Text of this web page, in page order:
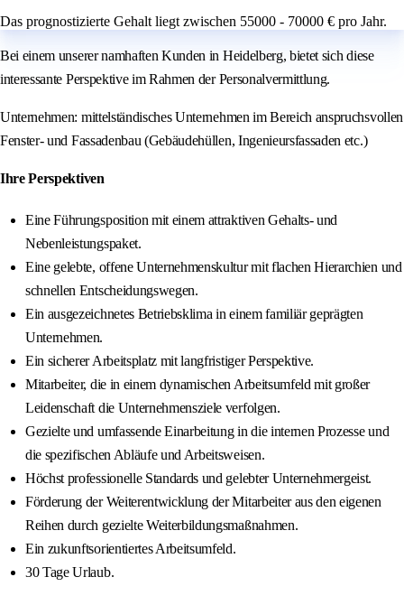
Das prognostizierte Gehalt liegt zwischen 55000 - 70000 € pro Jahr.
Bei einem unserer namhaften Kunden in Heidelberg, bietet sich diese
interessante Perspektive im Rahmen der Personalvermittlung.
Unternehmen: mittelständisches Unternehmen im Bereich anspruchsvollen
Fenster- und Fassadenbau (Gebäudehüllen, Ingenieursfassaden etc.)
Ihre Perspektiven
Eine Führungsposition mit einem attraktiven Gehalts- und
Nebenleistungspaket.
Eine gelebte, offene Unternehmenskultur mit flachen Hierarchien und
schnellen Entscheidungswegen.
Ein ausgezeichnetes Betriebsklima in einem familiär geprägten
Unternehmen.
Ein sicherer Arbeitsplatz mit langfristiger Perspektive.
Mitarbeiter, die in einem dynamischen Arbeitsumfeld mit großer
Leidenschaft die Unternehmensziele verfolgen.
Gezielte und umfassende Einarbeitung in die internen Prozesse und
die spezifischen Abläufe und Arbeitsweisen.
Höchst professionelle Standards und gelebter Unternehmergeist.
Förderung der Weiterentwicklung der Mitarbeiter aus den eigenen
Reihen durch gezielte Weiterbildungsmaßnahmen.
Ein zukunftsorientiertes Arbeitsumfeld.
30 Tage Urlaub.